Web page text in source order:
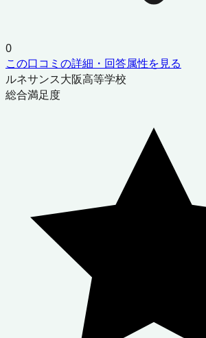
0
この口コミの詳細・回答属性を見る
ルネサンス大阪高等学校
総合満足度